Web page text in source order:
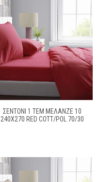
ΣΕΝΤΟΝΙ 1 ΤΕΜ ΜΕΛΑΝΖΈ 10
240X270 RED COTT/POL 70/30